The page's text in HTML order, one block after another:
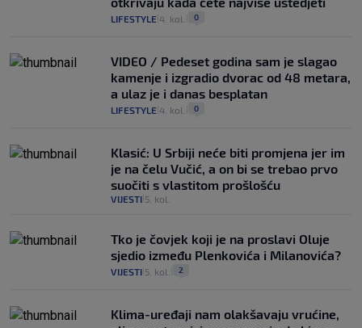
LIFESTYLE 4. kol. 0
VIDEO / Pedeset godina sam je slagao
kamenje i izgradio dvorac od 48 metara,
a ulaz je i danas besplatan
LIFESTYLE 4. kol. 0
Klasić: U Srbiji neće biti promjena jer im
je na čelu Vučić, a on bi se trebao prvo
suočiti s vlastitom prošlošću
VIJESTI 5. kol.
Tko je čovjek koji je na proslavi Oluje
sjedio između Plenkovića i Milanovića?
VIJESTI 5. kol. 2
Klima-uređaji nam olakšavaju vrućine,